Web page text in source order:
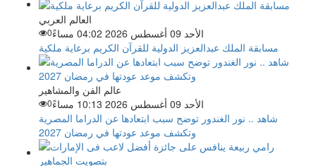
العالم العربي
الأحد 09 أغسطس 2026 04:02 مساءً
0
مسابقة الملك عبدالعزيز الدولية للقرآن الكريم برعاية ملكية
عالم الفن والمشاهير
الأحد 09 أغسطس 2026 10:13 مساءً
0
شاهد .. نور الغندور توضح سبب ابتعادها عن الدراما المصرية
وتكشف موعد عودتها في رمضان 2027